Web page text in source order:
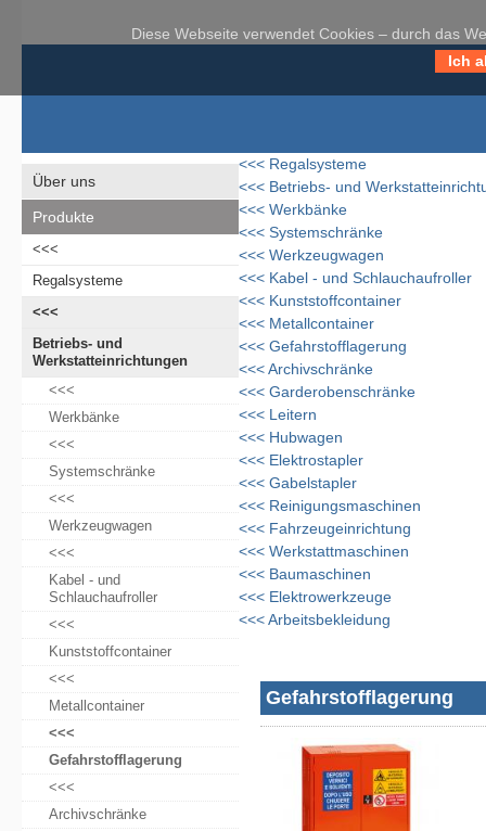
Über uns
Produkte
<<<
Regalsysteme
<<<
Betriebs- und
Werkstatteinrichtungen
<<<
Werkbänke
<<<
Systemschränke
<<<
Werkzeugwagen
<<<
Kabel - und
Schlauchaufroller
<<<
Kunststoffcontainer
<<<
Metallcontainer
<<<
Gefahrstofflagerung
<<<
Archivschränke
<<< Regalsysteme
<<< Betriebs- und
<<< Werkbänke
<<< Systemschränke
<<< Werkzeugwagen
<<< Kabel - und Schlauchaufroller
<<< Kunststoffcontainer
<<< Metallcontainer
<<< Gefahrstofflagerung
<<<Archivschränke
<<< Garderobenschränke
<<< Leitern
<<< Hubwagen
<<< Elektrostapler
<<< Gabelstapler
<<< Reinigungsmaschinen
<<< Fahrzeugeinrichtung
<<< Werkstattmaschinen
<<< Baumaschinen
<<< Elektrowerkzeuge
<<<Arbeitsbekleidung
Gefahrstofflagerung
Diese Webseite verwendet Cookies – durch das
Ich